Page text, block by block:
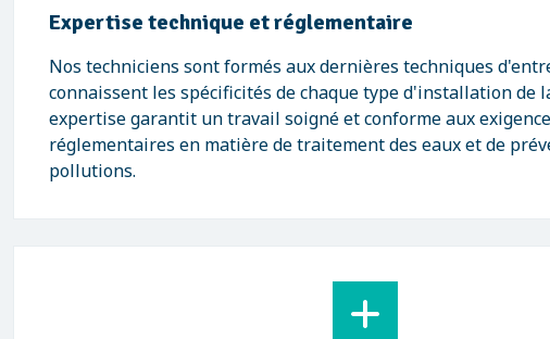
Expertise technique et réglementaire
Nos techniciens sont formés aux dernières techniques
connaissent les spécificités de chaque type d'installation de
expertise garantit un travail soigné et conforme aux
réglementaires en matière de traitement des eaux et de
pollutions.